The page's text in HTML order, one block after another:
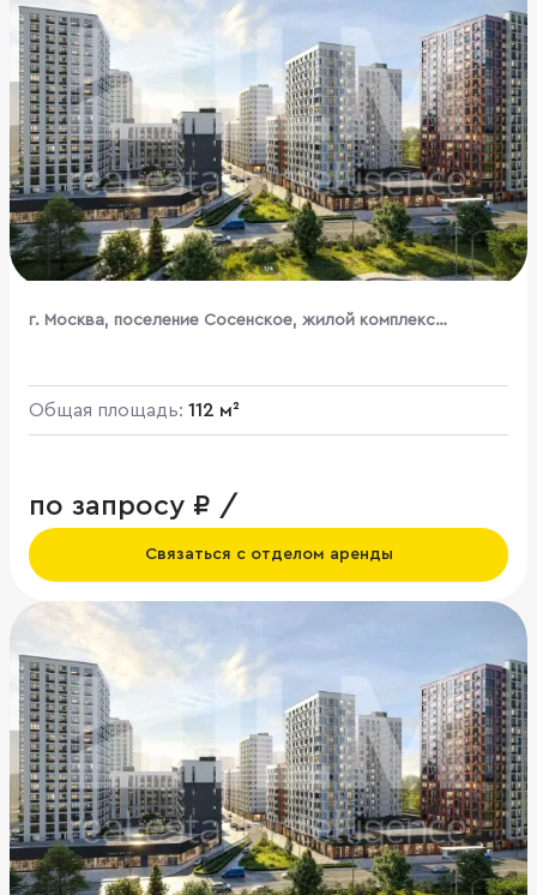
г. Москва, поселение Сосенское, жилой комплекс
Общая площадь: 112 м²
по запросу ₽ /
Связаться с отделом аренды